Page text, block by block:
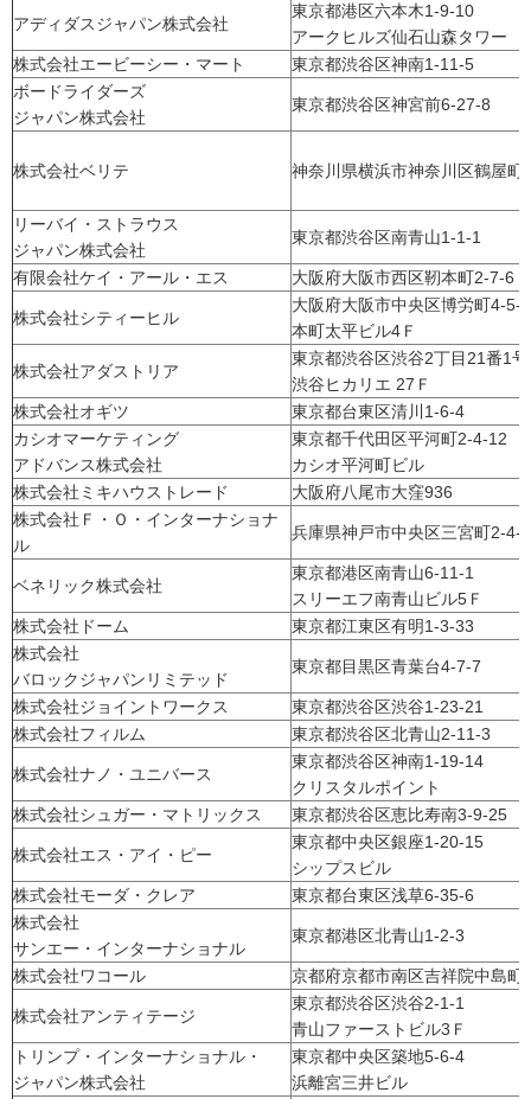
アディダスジャパン株式会社
東京都港区六本木1-9-10
アークヒルズ仙石山森タワー
株式会社エービーシー・マート
東京都渋谷区神南1-11-5
ボードライダーズ
ジャパン株式会社
東京都渋谷区神宮前6-27-8
株式会社ベリテ 神奈川県横浜市神奈川区鶴屋町
リーバイ・ストラウス
ジャパン株式会社
東京都渋谷区南青山1-1-1
有限会社ケイ・アール・エス 大阪府大阪市西区靭本町2-7-6
株式会社シティーヒル
大阪府大阪市中央区博労町4-
本町太平ビル4Ｆ
株式会社アダストリア
東京都渋谷区渋谷2丁目21番1
渋谷ヒカリエ 27Ｆ
株式会社オギツ
東京都台東区清川1-6-4
カシオマーケティング
アドバンス株式会社
東京都千代田区平河町2-4-12
カシオ平河町ビル
株式会社ミキハウストレード
大阪府八尾市大窪936
株式会社Ｆ・Ｏ・インターナショナ
ル
兵庫県神戸市中央区三宮町2-4-1
ベネリック株式会社
東京都港区南青山6-11-1
スリーエフ南青山ビル5Ｆ
株式会社ドーム
東京都江東区有明1-3-33
株式会社
バロックジャパンリミテッド
東京都目黒区青葉台4-7-7
株式会社ジョイントワークス
東京都渋谷区渋谷1-23-21
株式会社フィルム
東京都渋谷区北青山2-11-3
株式会社ナノ・ユニバース
東京都渋谷区神南1-19-14
クリスタルポイント
株式会社シュガー・マトリックス
東京都渋谷区恵比寿南3-9-25
株式会社エス・アイ・ピー
東京都中央区銀座1-20-15
シップスビル
株式会社モーダ・クレア
東京都台東区浅草6-35-6
株式会社
サンエー・インターナショナル
東京都港区北青山1-2-3
株式会社ワコール 京都府京都市南区吉祥院中島町
株式会社アンティテージ
東京都渋谷区渋谷2-1-1
青山ファーストビル3Ｆ
トリンプ・インターナショナル・
ジャパン株式会社
東京都中央区築地5-6-4
浜離宮三井ビル